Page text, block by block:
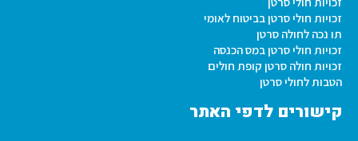
זכויות חולי סרטן בביטוח לאומי
תו נכה לחולה סרטן
זכויות חולי סרטן במס הכנסה
זכויות חולה סרטן קופת חולים
הטבות לחולי סרטן
קישורים לדפי האתר